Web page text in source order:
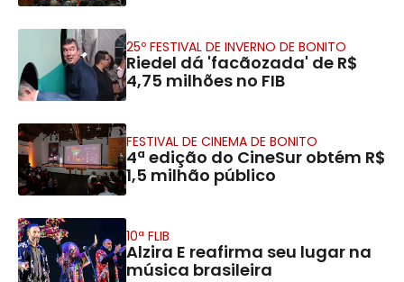
25º FESTIVAL DE INVERNO DE BONITO
Riedel dá 'facãozada' de R$
4,75 milhões no FIB
FESTIVAL DE CINEMA DE BONITO
4ª edição do CineSur obtém R$
1,5 milhão público
10ª FLIB
Alzira E reafirma seu lugar na
música brasileira